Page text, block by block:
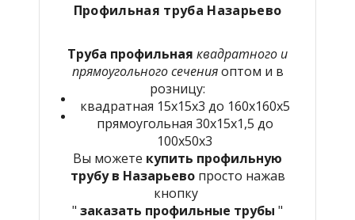
Профильная труба Назарьево
Труба профильная квадратного и
прямоугольного сеченияоптом и в
розницу:
квадратная 15х15х3 до 160х160х5
прямоугольная 30х15х1,5 до
100х50х3
Вы можете купить профильную
трубу в Назарьево просто нажав
кнопку
" заказать профильные трубы "